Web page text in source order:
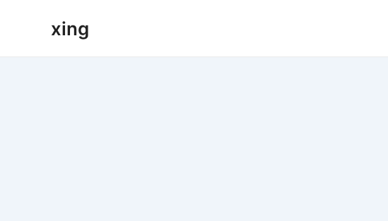
xing